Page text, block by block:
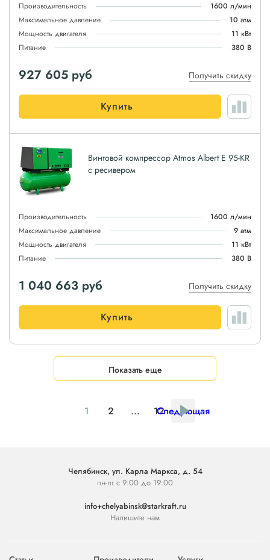
Производительность
1600 л/мин
Максимальное давление
10 атм
Мощность двигателя
11 кВт
Питание
380 В
927 605 руб Получить скидку
Купить
Винтовой компрессор Atmos Albert E 95-KR
с ресивером
Производительность
1600 л/мин
Максимальное давление
9 атм
Мощность двигателя
11 кВт
Питание
380 В
1 040 663 руб Получить скидку
Купить
Показать еще
1 2 ... 12
Следующая
Челябинск, ул. Карла Маркса, д. 54
пн-пт с 9:00 до 19:00
info+chelyabinsk@starkraft.ru
Напишите нам